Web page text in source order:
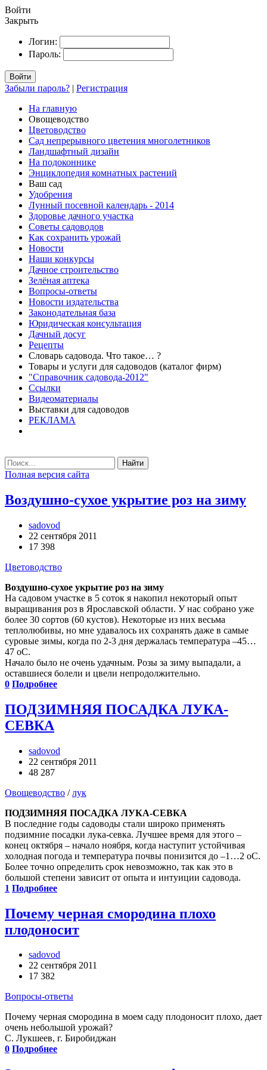
Войти
Закрыть
Логин:
Пароль:
Войти
Забыли пароль? | Регистрация
На главную
Овощеводство
Цветоводство
Сад непрерывного цветения многолетников
Ландшафтный дизайн
На подоконнике
Энциклопедия комнатных растений
Ваш сад
Удобрения
Лунный посевной календарь - 2014
Здоровье дачного участка
Советы садоводов
Как сохранить урожай
Новости
Наши конкурсы
Дачное строительство
Зелёная аптека
Вопросы-ответы
Новости издательства
Законодательная база
Юридическая консультация
Дачный досуг
Рецепты
Словарь садовода. Что такое… ?
Товары и услуги для садоводов (каталог фирм)
"Справочник садовода-2012"
Ссылки
Видеоматериалы
Выставки для садоводов
РЕКЛАМА
Найти
Полная версия сайта
Воздушно­-сухое укрытие роз на зиму
sadovod
22 сентября 2011
17 398
Цветоводство
Воздушно-­сухое укрытие роз на зиму
На садовом участке в 5 соток я накопил некоторый опыт
выращивания роз в Ярославской области. У нас собрано уже
более 30 сортов (60 кустов). Некоторые из них весьма
теплолюбивы, но мне удавалось их сохранять даже в самые
суровые зимы, когда по 2-3 дня держалась температура –45…
47 оС.
Начало было не очень удачным. Розы за зиму выпадали, а
оставшиеся болели и цвели непродолжительно.
0 Подробнее
ПОДЗИМНЯЯ ПОСАДКА ЛУКА-
СЕВКА
sadovod
22 сентября 2011
48 287
Овощеводство /лук
ПОДЗИМНЯЯ ПОСАДКА ЛУКА-СЕВКА
В последние годы садоводы стали широко применять
подзимние посадки лука-севка. Лучшее время для этого –
конец октября – начало ноября, когда наступит устойчивая
холодная погода и температура почвы понизится до –1…2 оС.
Более точно определить срок невозможно, так как это в
большой степени зависит от опыта и интуиции садовода.
1 Подробнее
Почему черная смородина плохо
плодоносит
sadovod
22 сентября 2011
17 382
Вопросы-ответы
Почему черная смородина в моем саду плодоносит плохо, дает
очень небольшой урожай?
С. Лукшеев, г. Биробиджан
0 Подробнее